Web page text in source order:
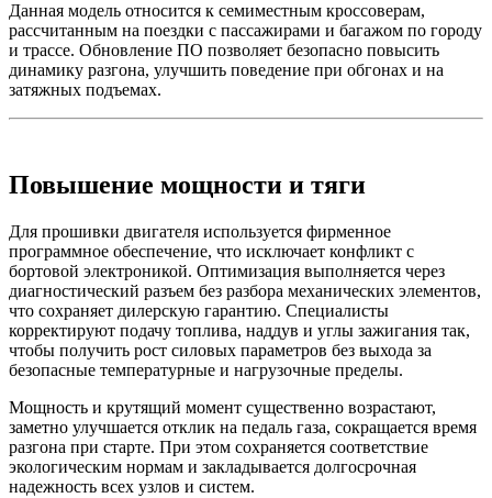
Данная модель относится к семиместным кроссоверам,
рассчитанным на поездки с пассажирами и багажом по городу
и трассе. Обновление ПО позволяет безопасно повысить
динамику разгона, улучшить поведение при обгонах и на
затяжных подъемах.
Повышение мощности и тяги
Для прошивки двигателя используется фирменное
программное обеспечение, что исключает конфликт с
бортовой электроникой. Оптимизация выполняется через
диагностический разъем без разбора механических элементов,
что сохраняет дилерскую гарантию. Специалисты
корректируют подачу топлива, наддув и углы зажигания так,
чтобы получить рост силовых параметров без выхода за
безопасные температурные и нагрузочные пределы.
Мощность и крутящий момент существенно возрастают,
заметно улучшается отклик на педаль газа, сокращается время
разгона при старте. При этом сохраняется соответствие
экологическим нормам и закладывается долгосрочная
надежность всех узлов и систем.